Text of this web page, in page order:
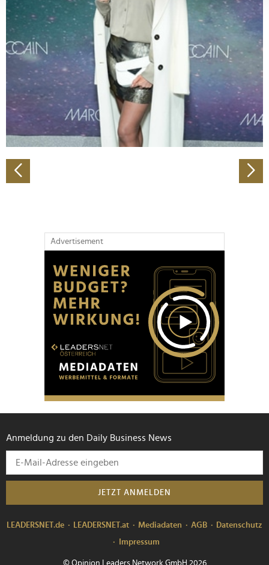
verarbeitet werden, und legen Sie Ihre Präferenzen im
Abschnitt Einzelheiten
Wir verwenden Cookies, um Inhalte und Anzeigen zu
personalisieren, Funktionen für soziale Medien anbieten
zu können und die Zugriffe auf unsere Website zu
analysieren. Außerdem geben wir Informationen zu Ihrer
Verwendung unserer Website an unsere Partner für
soziale Medien, Werbung und Analysen weiter. Unsere
Partner führen diese Informationen möglicherweise mit
haben oder die sie im Rahmen Ihrer Nutzung der Dienste
gesammelt haben.
Advertisement
Anmeldung zu den Daily Business News
JETZT ANMELDEN
LEADERSNET.de LEADERSNET.at Mediadaten AGB
Datenschutz
Impressum